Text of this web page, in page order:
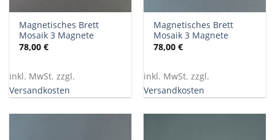
Magnetisches Brett
Mosaik 3 Magnete
78,00€
inkl. MwSt. zzgl.
Versandkosten
Magnetisches Brett
Mosaik 3 Magnete
78,00€
inkl. MwSt. zzgl.
Versandkosten